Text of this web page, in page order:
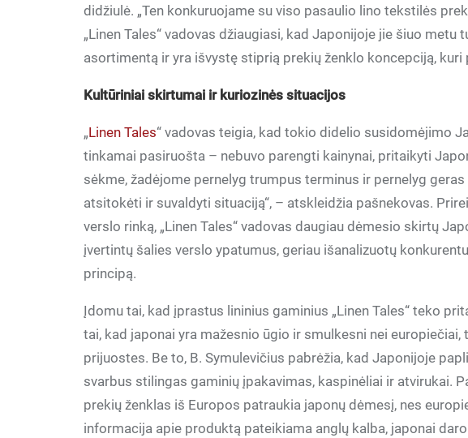
didžiulė. „Ten konkuruojame su viso pasaulio lino tekstilės
„Linen Tales“ vadovas džiaugiasi, kad Japonijoje jie šiuo metu
asortimentą ir yra išvystę stiprią prekių ženklo koncepciją,
Kultūriniai skirtumai ir kuriozinės situacijos
„Linen Tales“ vadovas teigia, kad tokio didelio susidomėjimo
tinkamai pasiruošta – nebuvo parengti kainynai, pritaikyti
sėkme, žadėjome pernelyg trumpus terminus ir pernelyg
atsitokėti ir suvaldyti situaciją“, – atskleidžia pašnekovas.
verslo rinką, „Linen Tales“ vadovas daugiau dėmesio skirtų
įvertintų šalies verslo ypatumus, geriau išanalizuotų
principą.
Įdomu tai, kad įprastus lininius gaminius „Linen Tales“ teko
tai, kad japonai yra mažesnio ūgio ir smulkesni nei
prijuostes. Be to, B. Symulevičius pabrėžia, kad Japonijoje
svarbus stilingas gaminių įpakavimas, kaspinėliai ir atvirukai.
prekių ženklas iš Europos patraukia japonų dėmesį, nes
informacija apie produktą pateikiama anglų kalba, japonai